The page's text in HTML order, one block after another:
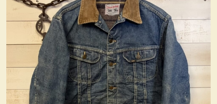
ヴィンテージ・グッズ
LIFE誌 企業広告切り抜き
ファイヤーキング他
コカコーラ・グッズ